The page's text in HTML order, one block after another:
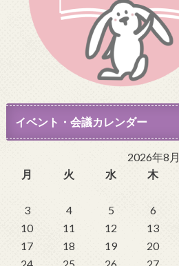
イベント・会議カレンダー
2026年8月
月
火 水 木
3
4 5 6
10
11 12 13
17
18 19 20